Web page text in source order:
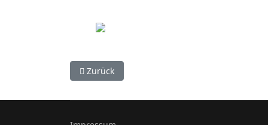
Vorheriger Beitrag: Der Elferrat - Unsere Herren
Zurück